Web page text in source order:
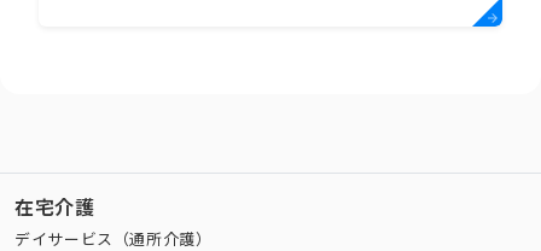
在宅介護
デイサービス（通所介護）